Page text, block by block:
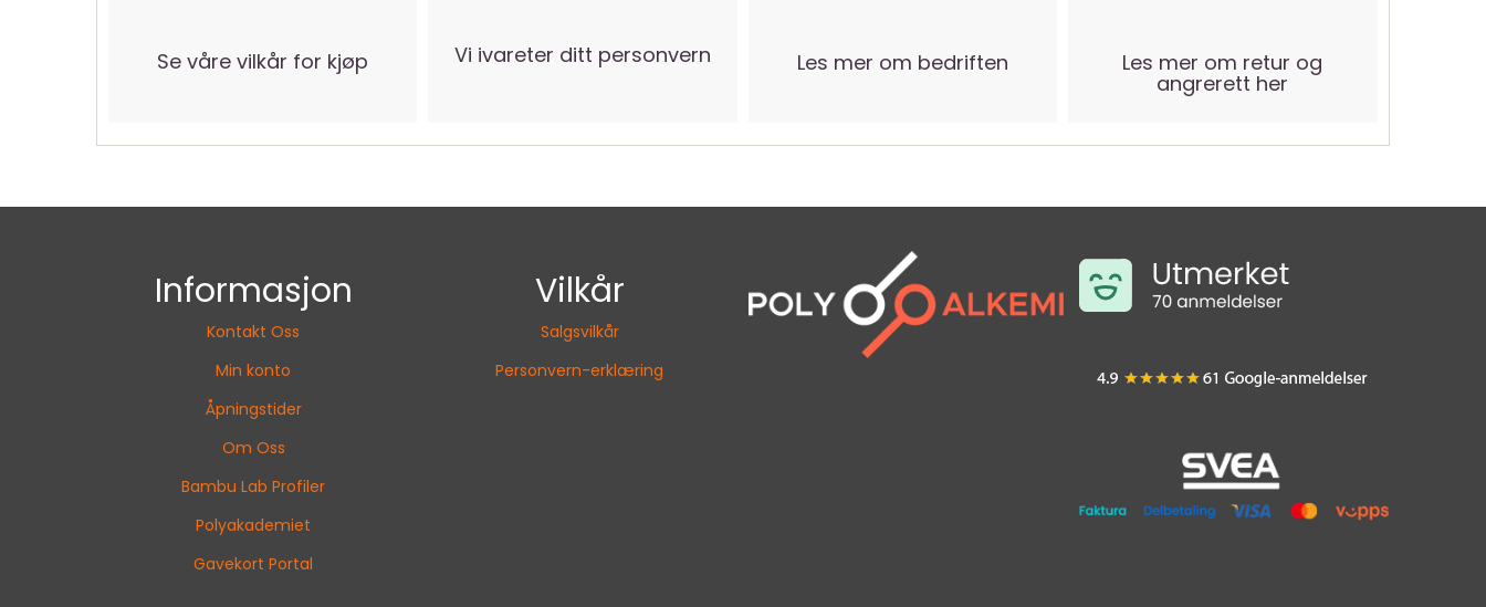
Se våre vilkår for kjøp Vi ivareter ditt personvern Les mer om bedriften Les mer om retur og
angrerett her
Informasjon
Kontakt Oss
Min konto
Åpningstider
Om Oss
Bambu Lab Profiler
Polyakademiet
Gavekort Portal
Vilkår
Salgsvilkår
Personvern-erklæring